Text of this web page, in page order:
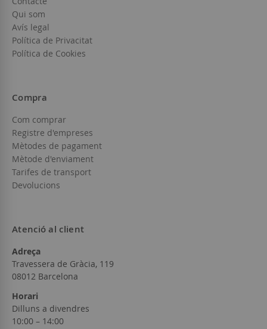
Qui som
Avís legal
Política de Privacitat
Política de Cookies
Compra
Com comprar
Registre d'empreses
Mètodes de pagament
Mètode d'enviament
Tarifes de transport
Devolucions
Atenció al client
Adreça
Travessera de Gràcia, 119
08012 Barcelona
Horari
Dilluns a divendres
10:00 – 14:00